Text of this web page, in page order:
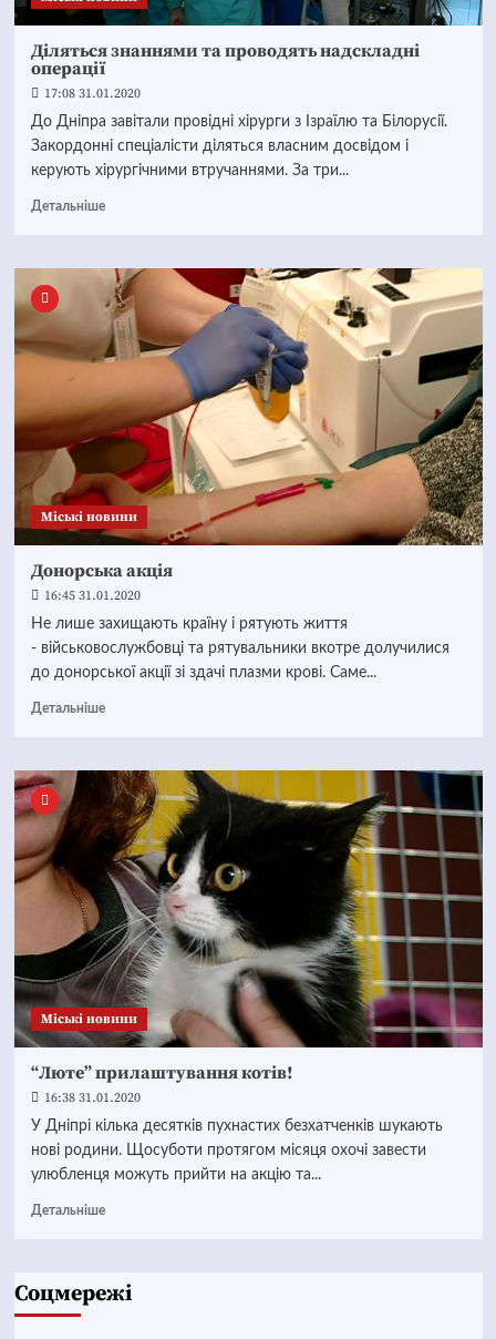
Діляться знаннями та проводять надскладні
операції
17:08 31.01.2020
До Дніпра завітали провідні хірурги з Ізраїлю та Білорусії.
Закордонні спеціалісти діляться власним досвідом і
керують хірургічними втручаннями. За три...
Детальніше
Mіські новини
Донорська акція
16:45 31.01.2020
Не лише захищають країну і рятують життя
- військовослужбовці та рятувальники вкотре долучилися
до донорської акції зі здачі плазми крові. Саме...
Детальніше
Mіські новини
“Люте” прилаштування котів!
16:38 31.01.2020
У Дніпрі кілька десятків пухнастих безхатченків шукають
нові родини. Щосуботи протягом місяця охочі завести
улюбленця можуть прийти на акцію та...
Детальніше
Соцмережі